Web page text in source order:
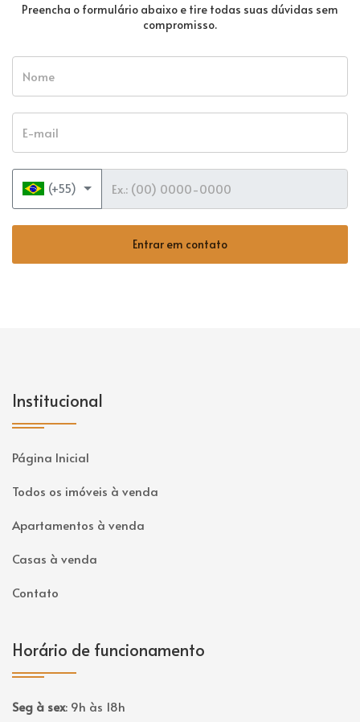
Preencha o formulário abaixo e tire todas suas dúvidas sem
compromisso.
Telefone
(+55)
Entrar em contato
Institucional
Página Inicial
Todos os imóveis à venda
Apartamentos à venda
Casas à venda
Contato
Horário de funcionamento
Seg à sex: 9h às 18h